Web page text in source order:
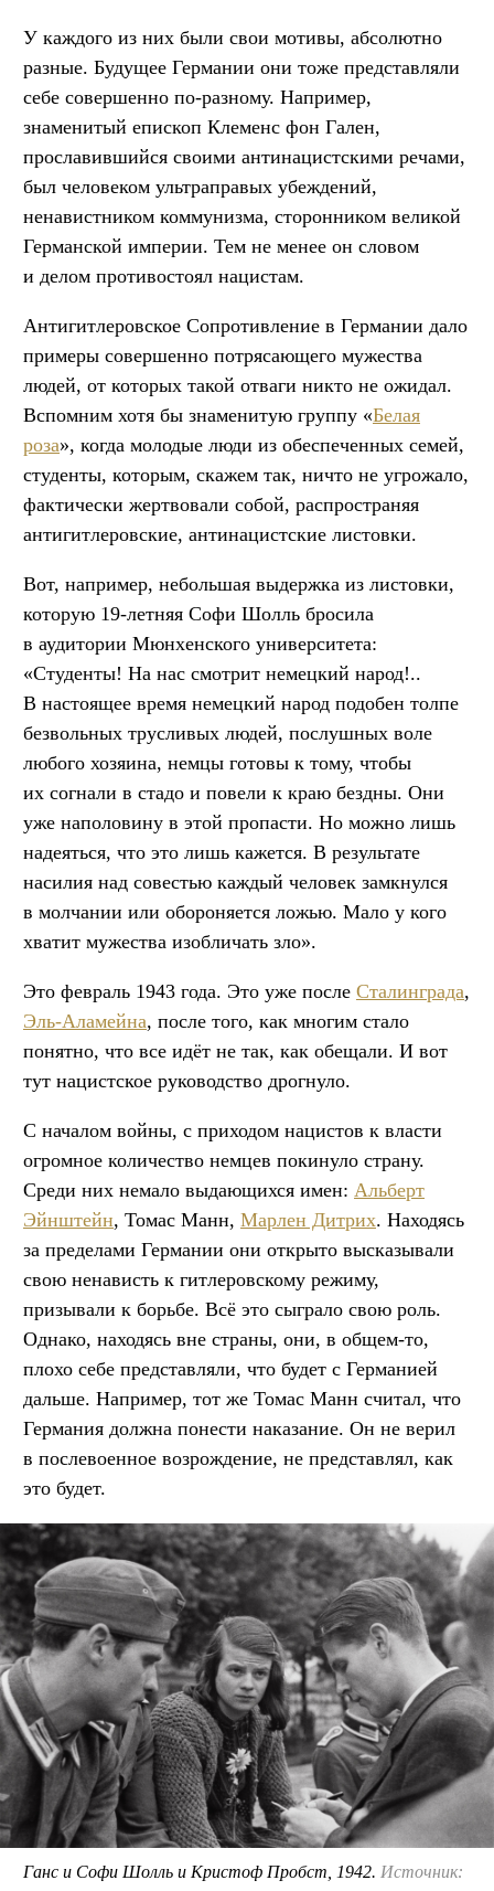
У каждого из них были свои мотивы, абсолютно
разные. Будущее Германии они тоже представляли
себе совершенно по-разному. Например,
знаменитый епископ Клеменс фон Гален,
прославившийся своими антинацистскими речами,
был человеком ультраправых убеждений,
ненавистником коммунизма, сторонником великой
Германской империи. Тем не менее он словом
и делом противостоял нацистам.
Антигитлеровское Сопротивление в Германии дало
примеры совершенно потрясающего мужества
людей, от которых такой отваги никто не ожидал.
Вспомним хотя бы знаменитую группу «Белая
роза», когда молодые люди из обеспеченных семей,
студенты, которым, скажем так, ничто не угрожало,
фактически жертвовали собой, распространяя
антигитлеровские, антинацистские листовки.
Вот, например, небольшая выдержка из листовки,
которую 19-летняя Софи Шолль бросила
в аудитории Мюнхенского университета:
«Студенты! На нас смотрит немецкий народ!..
В настоящее время немецкий народ подобен толпе
безвольных трусливых людей, послушных воле
любого хозяина, немцы готовы к тому, чтобы
их согнали в стадо и повели к краю бездны. Они
уже наполовину в этой пропасти. Но можно лишь
надеяться, что это лишь кажется. В результате
насилия над совестью каждый человек замкнулся
в молчании или обороняется ложью. Мало у кого
хватит мужества изобличать зло».
Это февраль 1943 года. Это уже после Сталинграда,
Эль-Аламейна, после того, как многим стало
понятно, что все идёт не так, как обещали. И вот
тут нацистское руководство дрогнуло.
С началом войны, с приходом нацистов к власти
огромное количество немцев покинуло страну.
Среди них немало выдающихся имен: Альберт
Эйнштейн, Томас Манн, Марлен Дитрих. Находясь
за пределами Германии они открыто высказывали
свою ненависть к гитлеровскому режиму,
призывали к борьбе. Всё это сыграло свою роль.
Однако, находясь вне страны, они, в общем-то,
плохо себе представляли, что будет с Германией
дальше. Например, тот же Томас Манн считал, что
Германия должна понести наказание. Он не верил
в послевоенное возрождение, не представлял, как
это будет.
Ганс и Софи Шолль и Кристоф Пробст, 1942. Источник: